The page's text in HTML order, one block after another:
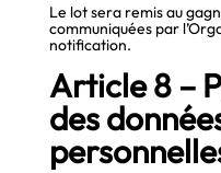
Le lot sera remis au
communiquées par
notification.
Article 8 –
des